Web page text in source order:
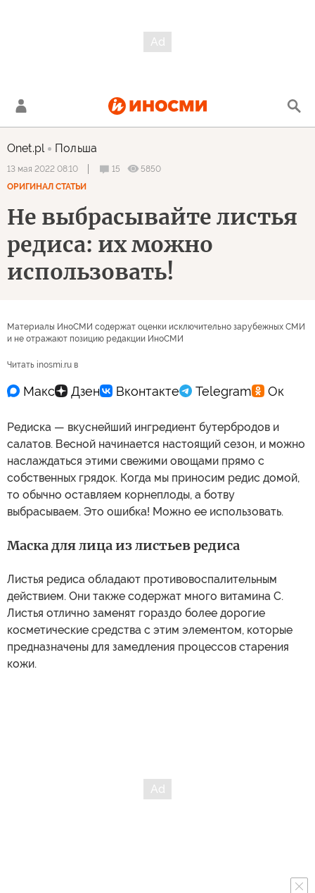
Onet.pl Польша
13 мая 2022 08:10 15
5850
ОРИГИНАЛ СТАТЬИ
Не выбрасывайте листья
редиса: их можно
использовать!
Материалы ИноСМИ содержат оценки исключительно зарубежных СМИ
и не отражают позицию редакции ИноСМИ
Читать inosmi.ru в
Редиска — вкуснейший ингредиент бутербродов и
салатов. Весной начинается настоящий сезон, и можно
наслаждаться этими свежими овощами прямо с
собственных грядок. Когда мы приносим редис домой,
то обычно оставляем корнеплоды, а ботву
выбрасываем. Это ошибка! Можно ее использовать.
Маска для лица из листьев редиса
Листья редиса обладают противовоспалительным
действием. Они также содержат много витамина С.
Листья отлично заменят гораздо более дорогие
косметические средства с этим элементом, которые
предназначены для замедления процессов старения
кожи.